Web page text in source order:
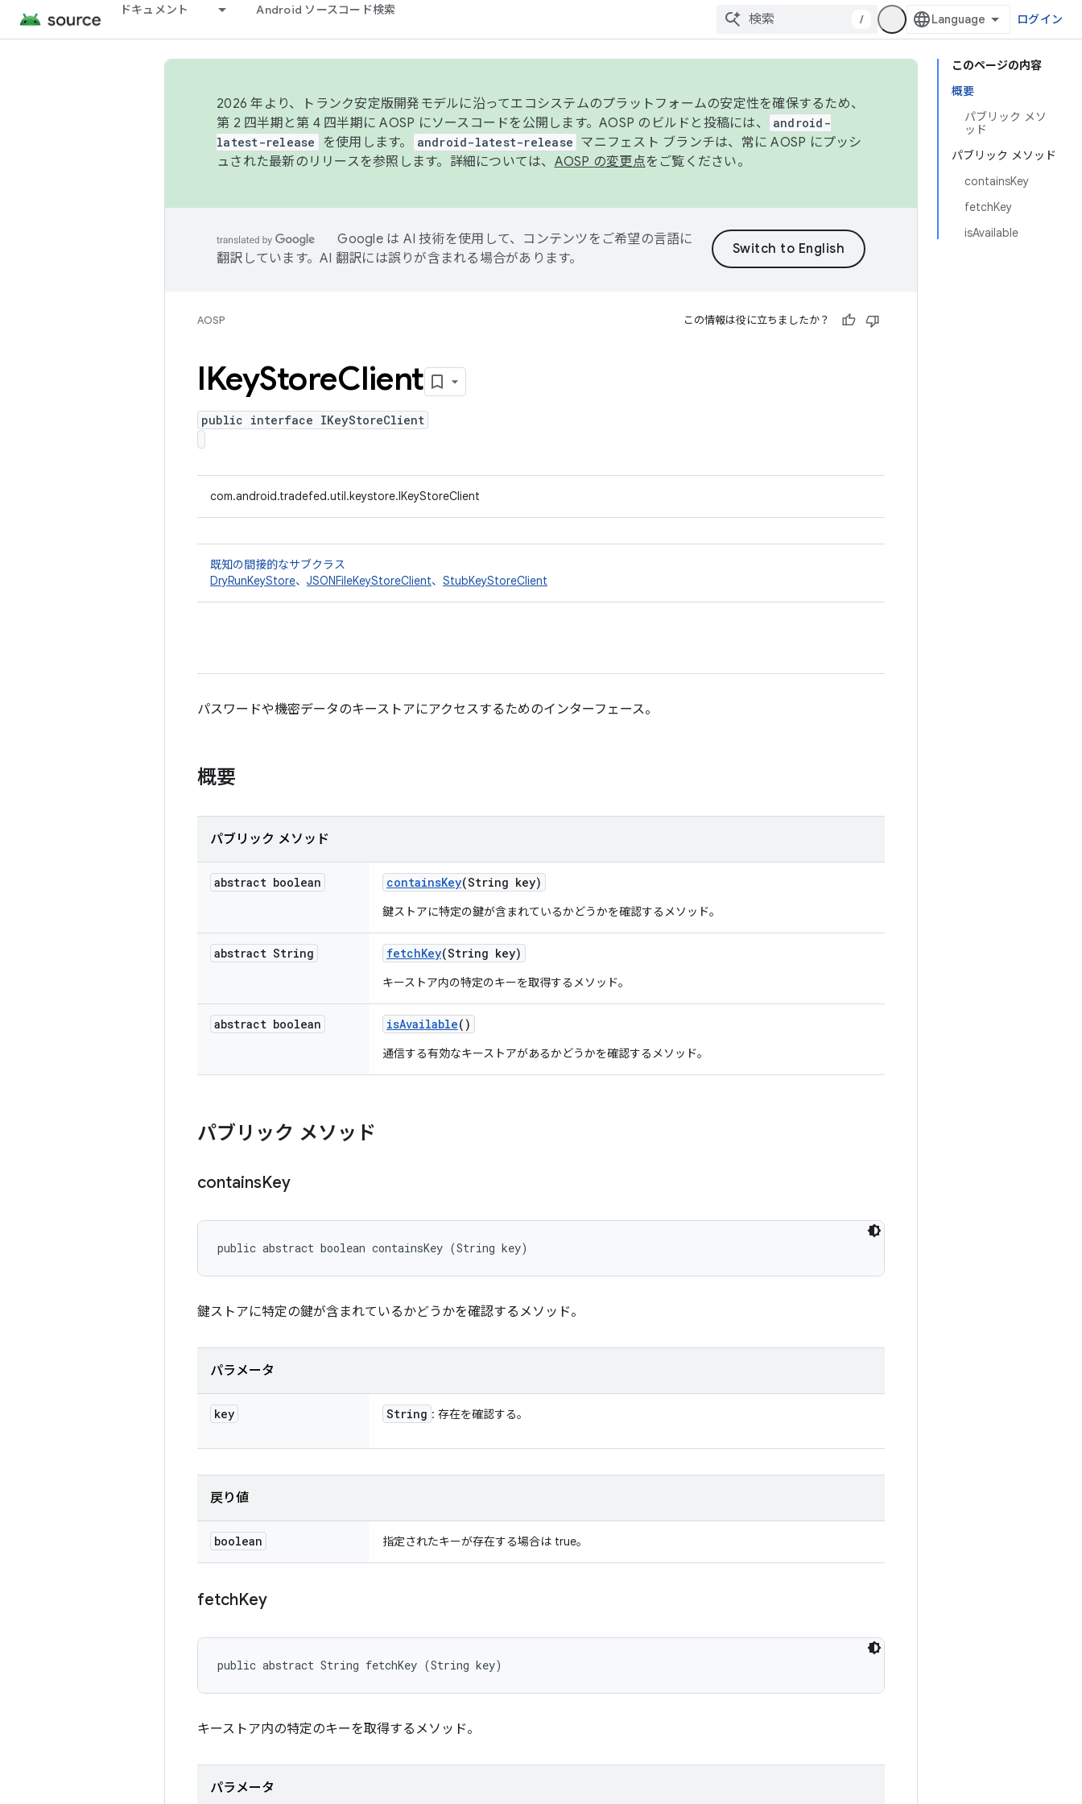
ドキュメント Android ソースコード検索
/ ログイン
このページの内容
概要
パブリック メソ
ッド
パブリック メソッド
containsKey
fetchKey
isAvailable
2026 年より、トランク安定版開発モデルに沿ってエコシステムのプラットフォームの安定性を確保するため、
第 2 四半期と第 4 四半期に AOSP にソースコードを公開します。AOSP のビルドと投稿には、
android-
latest-release
を使用します。 android-latest-release マニフェスト ブランチは、常に AOSP にプッシ
ュされた最新のリリースを参照します。詳細については、 AOSP の変更点をご覧ください。
Google は AI 技術を使用して、コンテンツをご希望の言語に
翻訳しています。AI 翻訳には誤りが含まれる場合があります。
AOSP この情報は役に立ちましたか？
IKeyStoreClient
public interface IKeyStoreClient
com.android.tradefed.util.keystore.IKeyStoreClient
既知の間接的なサブクラス
DryRunKeyStore、 JSONFileKeyStoreClient、 StubKeyStoreClient
パスワードや機密データのキーストアにアクセスするためのインターフェース。
概要
パブリック メソッド
abstract boolean containsKey(String key)
鍵ストアに特定の鍵が含まれているかどうかを確認するメソッド。
abstract String fetchKey(String key)
キーストア内の特定のキーを取得するメソッド。
abstract boolean isAvailable()
通信する有効なキーストアがあるかどうかを確認するメソッド。
パブリック メソッド
containsKey
public abstract boolean containsKey (String key)
鍵ストアに特定の鍵が含まれているかどうかを確認するメソッド。
パラメータ
key String : 存在を確認する。
戻り値
boolean 指定されたキーが存在する場合は true。
fetchKey
public abstract String fetchKey (String key)
キーストア内の特定のキーを取得するメソッド。
パラメータ